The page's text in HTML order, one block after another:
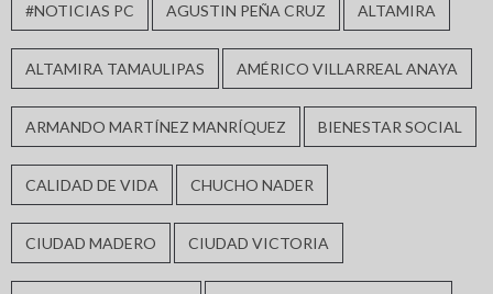
#NOTICIAS PC AGUSTIN PEÑA CRUZ ALTAMIRA
ALTAMIRA TAMAULIPAS AMÉRICO VILLARREAL ANAYA
ARMANDO MARTÍNEZ MANRÍQUEZ BIENESTAR SOCIAL
CALIDAD DE VIDA CHUCHO NADER
CIUDAD MADERO CIUDAD VICTORIA